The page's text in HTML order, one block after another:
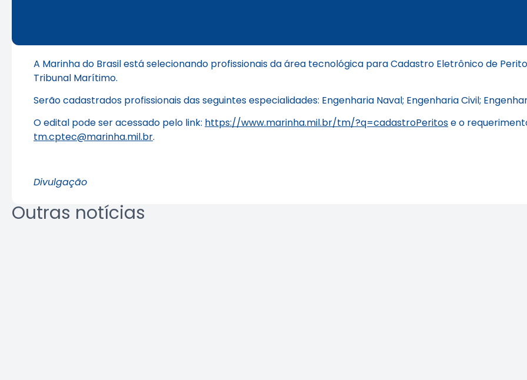
A Marinha do Brasil está selecionando profissionais da área tecnológica para Cadastro Eletrônico de
Tribunal Marítimo.
Serão cadastrados profissionais das seguintes especialidades: Engenharia Naval; Engenharia Civil;
O edital pode ser acessado pelo link: https://www.marinha.mil.br/tm/?q=cadastroPeritose o
tm.cptec@marinha.mil.br.
Divulgação
Outras notícias